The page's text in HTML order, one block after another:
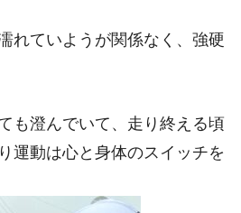
れていようが関係なく、強硬
も澄んでいて、走り終える頃
運動は心と身体のスイッチを